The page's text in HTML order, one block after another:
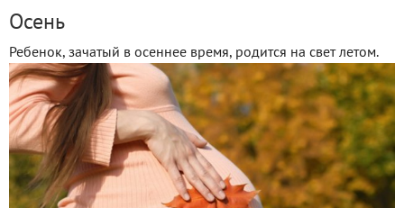
Осень
Ребенок, зачатый в осеннее время, родится на свет летом.